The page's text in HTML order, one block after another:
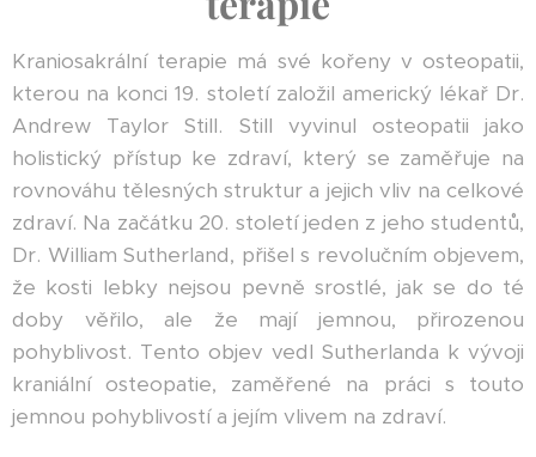
Kraniosakrální terapie má své kořeny v osteopatii,
kterou na konci 19. století založil americký lékař Dr.
Andrew Taylor Still. Still vyvinul osteopatii jako
holistický přístup ke zdraví, který se zaměřuje na
rovnováhu tělesných struktur a jejich vliv na celkové
zdraví. Na začátku 20. století jeden z jeho studentů,
Dr. William Sutherland, přišel s revolučním objevem,
že kosti lebky nejsou pevně srostlé, jak se do té
doby věřilo, ale že mají jemnou, přirozenou
pohyblivost. Tento objev vedl Sutherlanda k vývoji
kraniální osteopatie, zaměřené na práci s touto
jemnou pohyblivostí a jejím vlivem na zdraví.